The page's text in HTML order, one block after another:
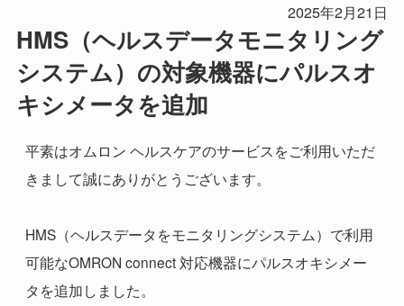
2025年2月21日
HMS（ヘルスデータモニタリング
システム）の対象機器にパルスオ
キシメータを追加
平素はオムロン ヘルスケアのサービスをご利用いただ
きまして誠にありがとうございます。
HMS（ヘルスデータをモニタリングシステム）で利用
可能なOMRON connect 対応機器にパルスオキシメー
タを追加しました。